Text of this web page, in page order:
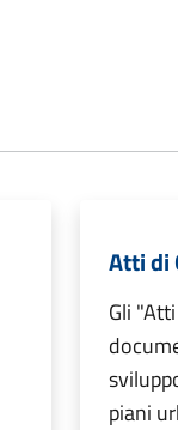
Atti di
Gli
piani